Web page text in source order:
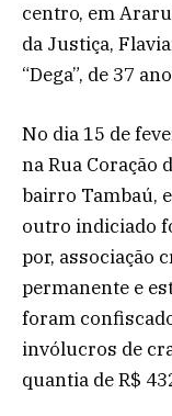
centro, em
da Justiça,
“Dega”, de 37
No dia 15 de
na Rua Coração
bairro Tambaú,
outro indiciado
por, associação
permanente e
foram
invólucros de
quantia de R$